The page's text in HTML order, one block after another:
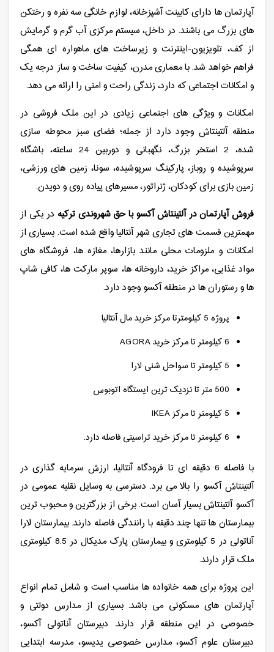
آپارتمان ها دارای کابینت آشپزخانه، لوازم خانگی سه نفره و رختکن
های بزرگ می باشند. در داخل، سیستم مرکزی آب گرم و گرمایش
از کف، تلویزیون-اینترنت و زیرساخت های ماهواره ای همگی
فراهم خواهد شد. با معماری مدرن، کیفیت ساخت و ساز درجه یک
و امکانات اجتماعی که دارد، زندگی راحت و امنی را ارائه می دهد.
امکانات و ویژگی های اجتماعی زیادی در این ملک فروشی در
منطقه آلتینتاش وجود دارد از جمله؛ فضای سبز محوطه سازی
شده، 2 استخر بزرگ، نگهبانی و دوربین 24 ساعته، باشگاه
سرپوشیده و روباز، پارکینگ سرپوشیده، سونا، زمین های ورزشی،
زمین بازی برای کودکان، ژنراتور، مسیرهای پیاده روی و دویدن.
فروش آپارتمان در آلتینتاش آکسو با حق شهروندی ترکیه در یکی از
مهمترین قسمت های تجاری شهر آنتالیا واقع شده است. بسیاری از
امکانات و ملزومات محلی مانند بازارها، مغازه ها، فروشگاه های
مواد غذایی، مراکز خرید، داروخانه ها، سوپر مارکت ها، کافی شاپ
ها و رستوران ها در منطقه آکسو وجود دارد.
پروژه 5 کیلومترتا مرکز خرید مال آنتالیا
6 کیلومتر تا مرکز خرید AGORA
5 کیلومتر تا سواحل شنی لارا
500 متر تا نزدیک ترین ایستگاه اتوبوس
5 کیلومتر تا مرکز IKEA
6 کیلومتر تا مرکز خرید تراسیتی فاصله دارد.
با فاصله 6 دقیقه ای تا فرودگاه آنتالیا، ارزش سرمایه گذاری در
آلتینتاش آکسو را بالا می برد. دسترسی به وسایل نقلیه عمومی در
آکسو آلتینتاش بسیار آسان است. برخی از بزرگترین و محبوب ترین
بیمارستان ها تنها چند دقیقه با رانندگی فاصله دارند. بیمارستان لارا
آناتولی در 5 کیلومتری و بیمارستان پارک مدیکال در 8.5 کیلومتری
ملک قرار دارند.
این پروژه برای همه خانواده ها مناسب است و شامل تمام انواع
آپارتمان های مسکونی می باشد. بسیاری از مدارس دولتی و
خصوصی در این منطقه قرار دارند. دبیرستان آناتولی آکسو،
دبیرستان علوم آکسو، مدارس خصوصی یدیسو، مدرسه ابتدایی